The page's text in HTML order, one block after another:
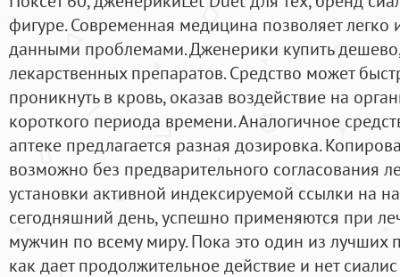
фигуре. Современная медицина позволяет легко
данными проблемами. Дженерики купить
лекарственных препаратов. Средство может
проникнуть в кровь, оказав воздействие на
короткого периода времени. Аналогичное
аптеке предлагается разная дозировка.
возможно без предварительного согласования
установки активной индексируемой ссылки на
сегодняшний день, успешно применяются при
мужчин по всему миру. Пока это один из лучших
как дает продолжительное действие и нет